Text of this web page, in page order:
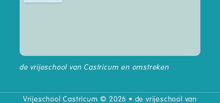
de vrijeschool van Castricum en omstreken
Vrijeschool Castricum © 2026 • de vrijeschool van